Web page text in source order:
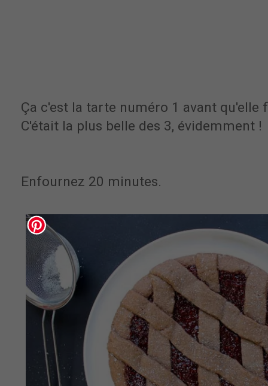
Ça c'est la tarte numéro 1 avant qu'elle
C'était la plus belle des 3, évidemment !
Enfournez 20 minutes.